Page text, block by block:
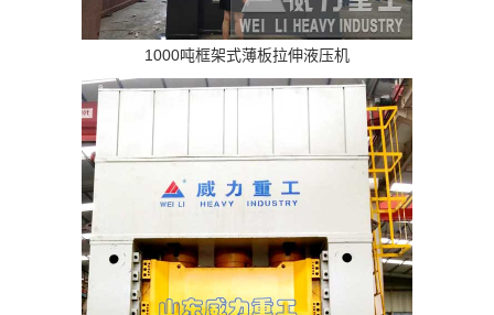
1000吨框架式薄板拉伸液压机